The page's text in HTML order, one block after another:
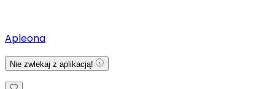
Apleona
Nie zwlekaj z aplikacją!